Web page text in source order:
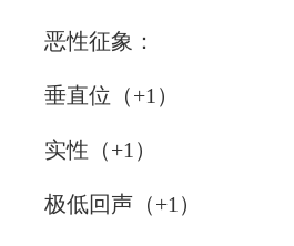
恶性征象：
垂直位（+1）
实性（+1）
极低回声（+1）